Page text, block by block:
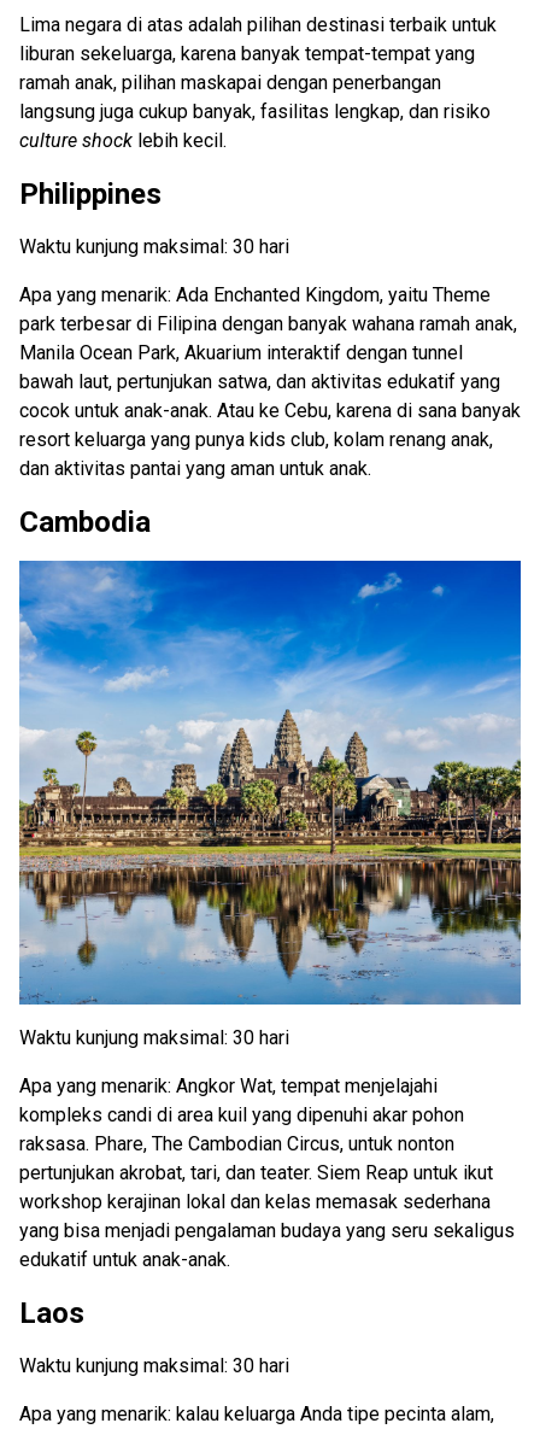
Lima negara di atas adalah pilihan destinasi terbaik untuk
liburan sekeluarga, karena banyak tempat-tempat yang
ramah anak, pilihan maskapai dengan penerbangan
langsung juga cukup banyak, fasilitas lengkap, dan risiko
culture shock lebih kecil.
Philippines
Waktu kunjung maksimal: 30 hari
Apa yang menarik: Ada Enchanted Kingdom, yaitu Theme
park terbesar di Filipina dengan banyak wahana ramah anak,
Manila Ocean Park, Akuarium interaktif dengan tunnel
bawah laut, pertunjukan satwa, dan aktivitas edukatif yang
cocok untuk anak-anak. Atau ke Cebu, karena di sana banyak
resort keluarga yang punya kids club, kolam renang anak,
dan aktivitas pantai yang aman untuk anak.
Cambodia
Waktu kunjung maksimal: 30 hari
Apa yang menarik: Angkor Wat, tempat menjelajahi
kompleks candi di area kuil yang dipenuhi akar pohon
raksasa. Phare, The Cambodian Circus, untuk nonton
pertunjukan akrobat, tari, dan teater. Siem Reap untuk ikut
workshop kerajinan lokal dan kelas memasak sederhana
yang bisa menjadi pengalaman budaya yang seru sekaligus
edukatif untuk anak-anak.
Laos
Waktu kunjung maksimal: 30 hari
Apa yang menarik: kalau keluarga Anda tipe pecinta alam,